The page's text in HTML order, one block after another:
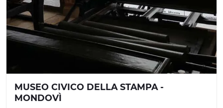
MUSEO CIVICO DELLA STAMPA -
MONDOVÌ